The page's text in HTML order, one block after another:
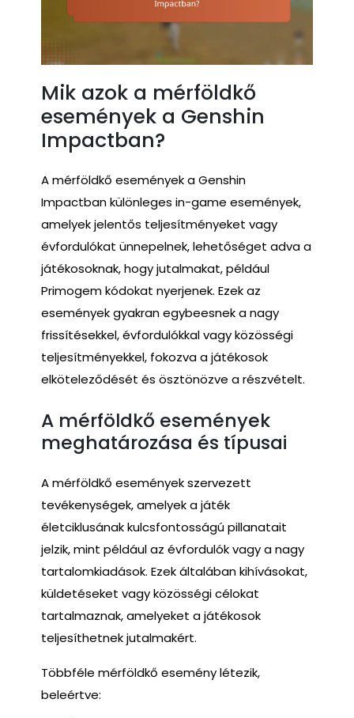
Mik azok a mérföldkő
események a Genshin
Impactban?
A mérföldkő események a Genshin
Impactban különleges in-game események,
amelyek jelentős teljesítményeket vagy
évfordulókat ünnepelnek, lehetőséget adva a
játékosoknak, hogy jutalmakat, például
Primogem kódokat nyerjenek. Ezek az
események gyakran egybeesnek a nagy
frissítésekkel, évfordulókkal vagy közösségi
teljesítményekkel, fokozva a játékosok
elköteleződését és ösztönözve a részvételt.
A mérföldkő események
meghatározása és típusai
A mérföldkő események szervezett
tevékenységek, amelyek a játék
életciklusának kulcsfontosságú pillanatait
jelzik, mint például az évfordulók vagy a nagy
tartalomkiadások. Ezek általában kihívásokat,
küldetéseket vagy közösségi célokat
tartalmaznak, amelyeket a játékosok
teljesíthetnek jutalmakért.
Többféle mérföldkő esemény létezik,
beleértve: